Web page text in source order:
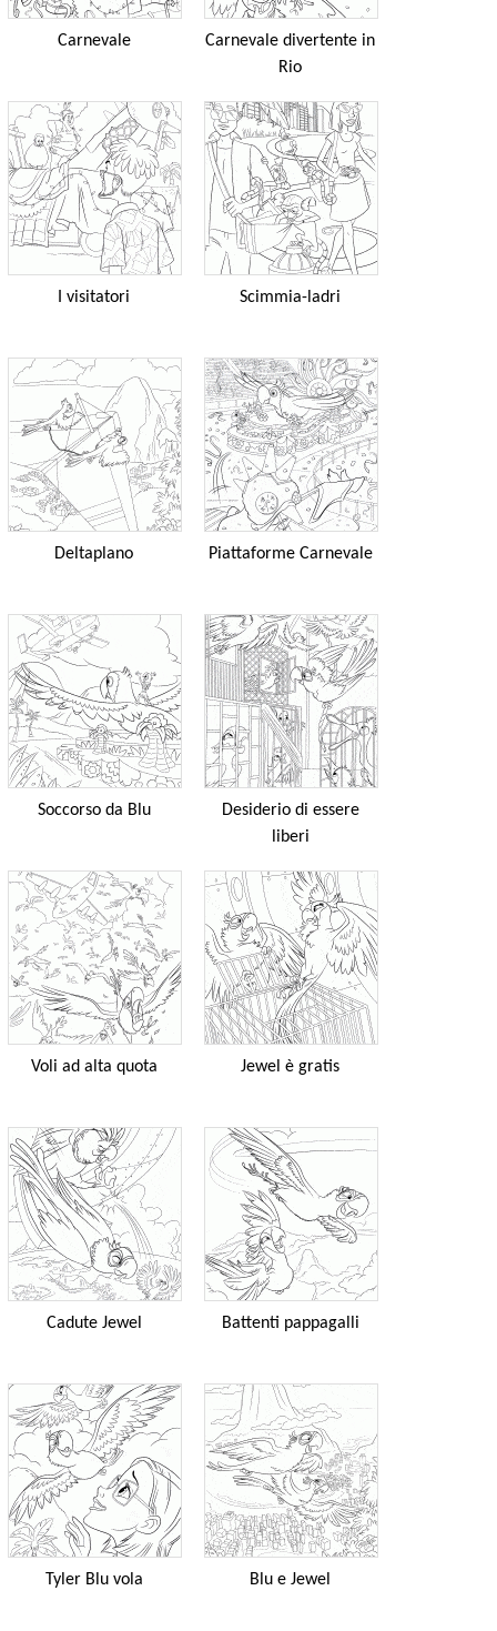
Carnevale
Carnevale divertente in
Rio
I visitatori Scimmia-ladri
Deltaplano Piattaforme Carnevale
Soccorso da Blu
Desiderio di essere
liberi
Voli ad alta quota Jewel è gratis
Cadute Jewel Battenti pappagalli
Tyler Blu vola Blu e Jewel